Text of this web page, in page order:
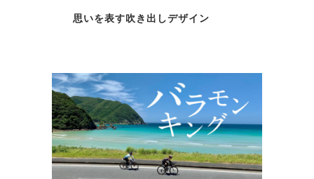
思いを表す吹き出しデザイン